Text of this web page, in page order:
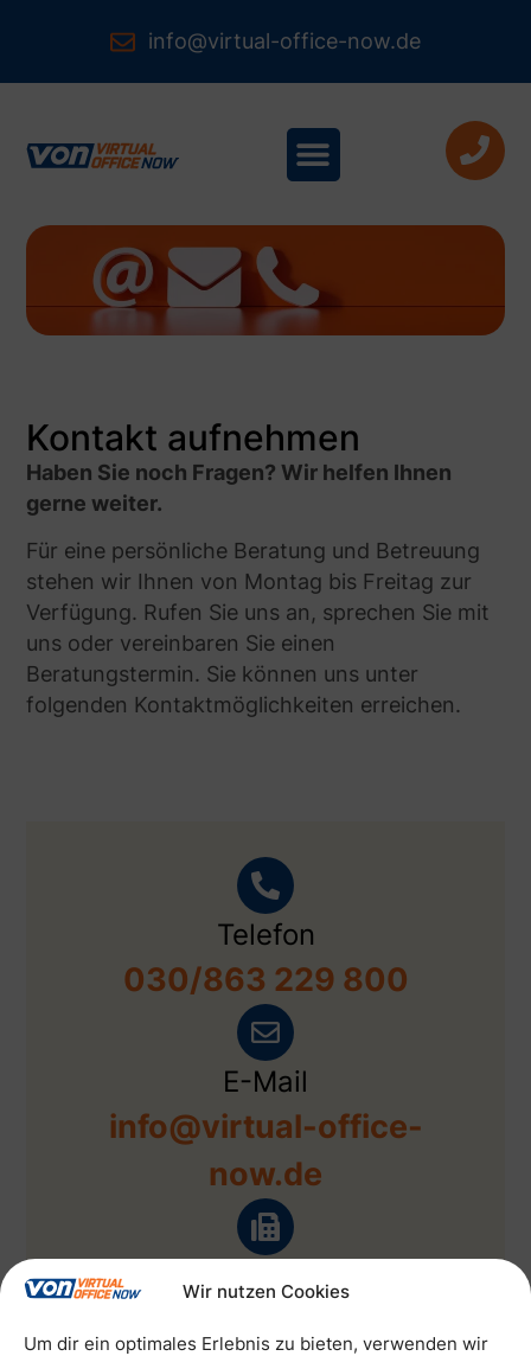
Wir nutzen Cookies
Um dir ein optimales Erlebnis zu bieten, verwenden wir
info@virtual-office-now.de
Kontakt aufnehmen
Haben Sie noch Fragen? Wir helfen Ihnen
gerne weiter.
Für eine persönliche Beratung und Betreuung
stehen wir Ihnen von Montag bis Freitag zur
Verfügung. Rufen Sie uns an, sprechen Sie mit
uns oder vereinbaren Sie einen
Beratungstermin. Sie können uns unter
folgenden Kontaktmöglichkeiten erreichen.
Telefon
030/863 229 800
E-Mail
info@virtual-office-
now.de
Fax